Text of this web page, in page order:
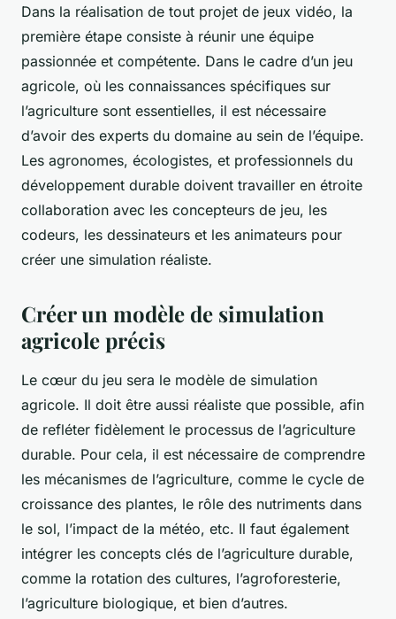
Dans la réalisation de tout projet de jeux vidéo, la
première étape consiste à réunir une équipe
passionnée et compétente. Dans le cadre d’un jeu
agricole, où les connaissances spécifiques sur
l’agriculture sont essentielles, il est nécessaire
d’avoir des experts du domaine au sein de l’équipe.
Les agronomes, écologistes, et professionnels du
développement durable doivent travailler en étroite
collaboration avec les concepteurs de jeu, les
codeurs, les dessinateurs et les animateurs pour
créer une simulation réaliste.
Créer un modèle de simulation
agricole précis
Le cœur du jeu sera le modèle de simulation
agricole. Il doit être aussi réaliste que possible, afin
de refléter fidèlement le processus de l’agriculture
durable. Pour cela, il est nécessaire de comprendre
les mécanismes de l’agriculture, comme le cycle de
croissance des plantes, le rôle des nutriments dans
le sol, l’impact de la météo, etc. Il faut également
intégrer les concepts clés de l’agriculture durable,
comme la rotation des cultures, l’agroforesterie,
l’agriculture biologique, et bien d’autres.